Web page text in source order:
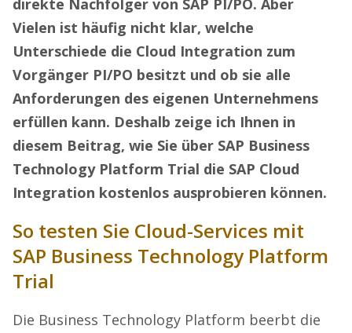
direkte Nachfolger von SAP PI/PO. Aber
Vielen ist häufig nicht klar, welche
Unterschiede die Cloud Integration zum
Vorgänger PI/PO besitzt und ob sie alle
Anforderungen des eigenen Unternehmens
erfüllen kann. Deshalb zeige ich Ihnen in
diesem Beitrag, wie Sie über SAP Business
Technology Platform Trial die SAP Cloud
Integration kostenlos ausprobieren können.
So testen Sie Cloud-Services mit
SAP Business Technology Platform
Trial
Die Business Technology Platform beerbt die